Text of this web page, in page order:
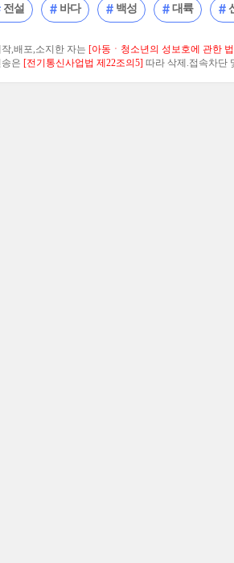
전설 바다 백성 대륙
,배포,소지한 자는 [아동ㆍ청소년의 성보호에 관한
은 [전기통신사업법 제22조의5] 따라 삭제.접속차단